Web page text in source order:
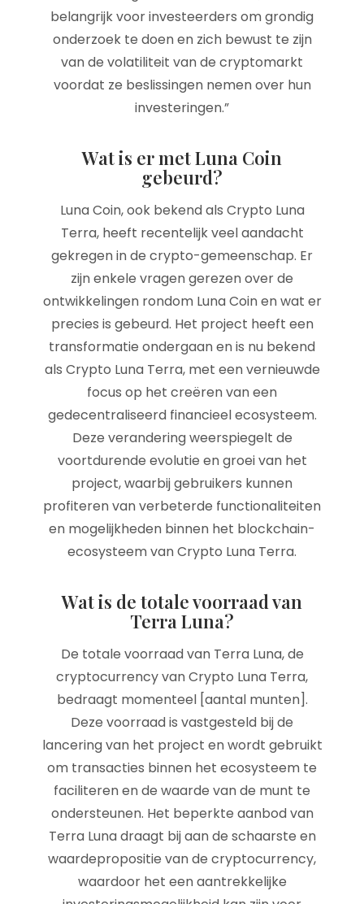
belangrijk voor investeerders om grondig
onderzoek te doen en zich bewust te zijn
van de volatiliteit van de cryptomarkt
voordat ze beslissingen nemen over hun
investeringen.”
Wat is er met Luna Coin
gebeurd?
Luna Coin, ook bekend als Crypto Luna
Terra, heeft recentelijk veel aandacht
gekregen in de crypto-gemeenschap. Er
zijn enkele vragen gerezen over de
ontwikkelingen rondom Luna Coin en wat er
precies is gebeurd. Het project heeft een
transformatie ondergaan en is nu bekend
als Crypto Luna Terra, met een vernieuwde
focus op het creëren van een
gedecentraliseerd financieel ecosysteem.
Deze verandering weerspiegelt de
voortdurende evolutie en groei van het
project, waarbij gebruikers kunnen
profiteren van verbeterde functionaliteiten
en mogelijkheden binnen het blockchain-
ecosysteem van Crypto Luna Terra.
Wat is de totale voorraad van
Terra Luna?
De totale voorraad van Terra Luna, de
cryptocurrency van Crypto Luna Terra,
bedraagt ​​momenteel [aantal munten].
Deze voorraad is vastgesteld bij de
lancering van het project en wordt gebruikt
om transacties binnen het ecosysteem te
faciliteren en de waarde van de munt te
ondersteunen. Het beperkte aanbod van
Terra Luna draagt bij aan de schaarste en
waardepropositie van de cryptocurrency,
waardoor het een aantrekkelijke